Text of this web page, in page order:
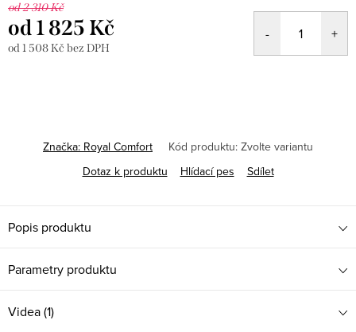
od 2 310 Kč
od1 825 Kč
od1 508 Kč bez DPH
Značka: Royal Comfort Kód produktu: Zvolte variantu
Dotaz k produktu
Hlídací pes Sdílet
Popis produktu
Parametry produktu
Videa (1)